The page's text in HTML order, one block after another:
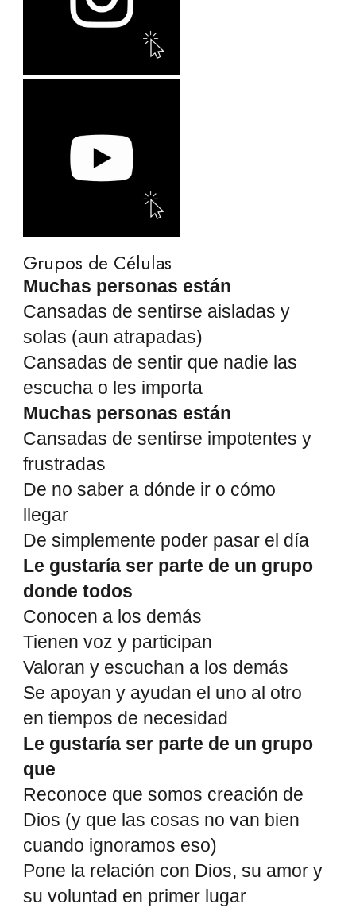
Grupos de Células
Muchas personas están
Cansadas de sentirse aisladas y
solas (aun atrapadas)
Cansadas de sentir que nadie las
escucha o les importa
Muchas personas están
Cansadas de sentirse impotentes y
frustradas
De no saber a dónde ir o cómo
llegar
De simplemente poder pasar el día
Le gustaría ser parte de un grupo
donde todos
Conocen a los demás
Tienen voz y participan
Valoran y escuchan a los demás
Se apoyan y ayudan el uno al otro
en tiempos de necesidad
Le gustaría ser parte de un grupo
que
Reconoce que somos creación de
Dios (y que las cosas no van bien
cuando ignoramos eso)
Pone la relación con Dios, su amor y
su voluntad en primer lugar